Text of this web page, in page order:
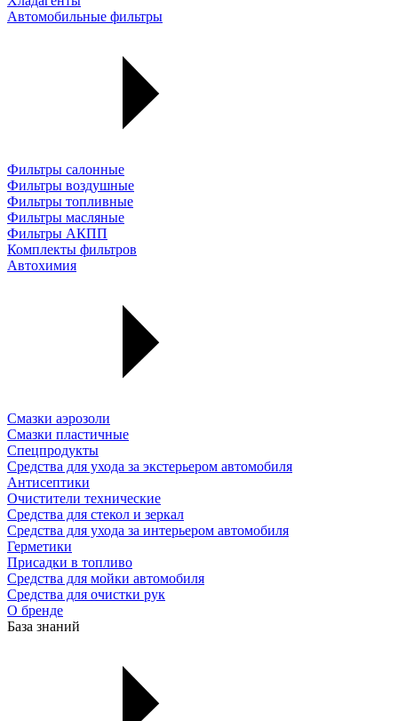
Автомобильные фильтры
Фильтры салонные
Фильтры воздушные
Фильтры топливные
Фильтры масляные
Фильтры АКПП
Комплекты фильтров
Автохимия
Смазки аэрозоли
Смазки пластичные
Спецпродукты
Средства для ухода за экстерьером автомобиля
Антисептики
Очистители технические
Средства для стекол и зеркал
Средства для ухода за интерьером автомобиля
Герметики
Присадки в топливо
Средства для мойки автомобиля
Средства для очистки рук
О бренде
База знаний